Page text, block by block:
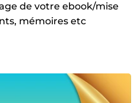
de votre ebook/mise
mémoires etc